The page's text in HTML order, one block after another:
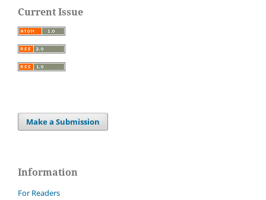
Current Issue
Make a Submission
Information
For Readers